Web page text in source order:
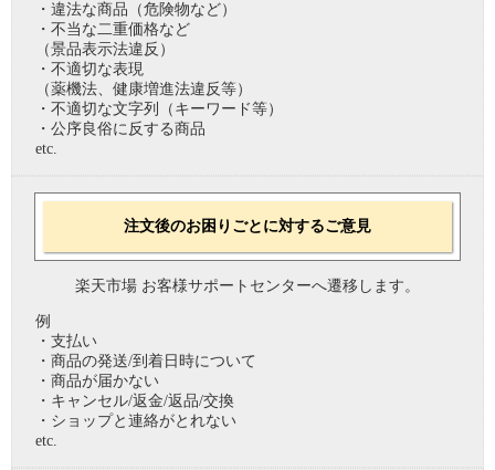
・違法な商品（危険物など）
・不当な二重価格など
（景品表示法違反）
・不適切な表現
（薬機法、健康増進法違反等）
・不適切な文字列（キーワード等）
・公序良俗に反する商品
etc.
注文後のお困りごとに対するご意見
楽天市場 お客様サポートセンターへ遷移します。
例
・支払い
・商品の発送/到着日時について
・商品が届かない
・キャンセル/返金/返品/交換
・ショップと連絡がとれない
etc.